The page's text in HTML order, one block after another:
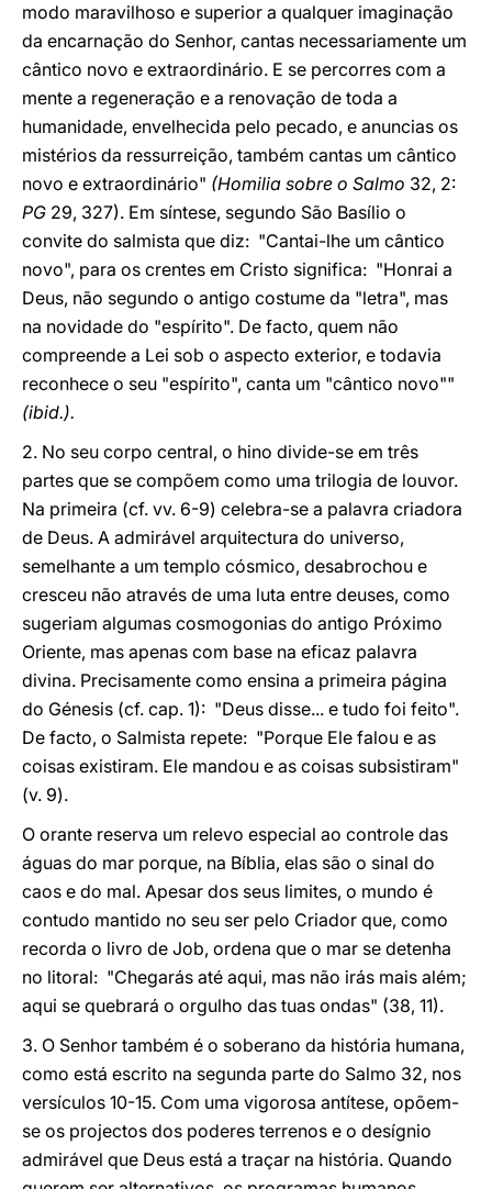
modo maravilhoso e superior a qualquer imaginação
da encarnação do Senhor, cantas necessariamente um
cântico novo e extraordinário. E se percorres com a
mente a regeneração e a renovação de toda a
humanidade, envelhecida pelo pecado, e anuncias os
mistérios da ressurreição, também cantas um cântico
novo e extraordinário" (Homilia sobre o Salmo 32, 2:
PG 29, 327). Em síntese, segundo São Basílio o
convite do salmista que diz: "Cantai-lhe um cântico
novo", para os crentes em Cristo significa: "Honrai a
Deus, não segundo o antigo costume da "letra", mas
na novidade do "espírito". De facto, quem não
compreende a Lei sob o aspecto exterior, e todavia
reconhece o seu "espírito", canta um "cântico novo""
(ibid.).
2. No seu corpo central, o hino divide-se em três
partes que se compõem como uma trilogia de louvor.
Na primeira (cf. vv. 6-9) celebra-se a palavra criadora
de Deus. A admirável arquitectura do universo,
semelhante a um templo cósmico, desabrochou e
cresceu não através de uma luta entre deuses, como
sugeriam algumas cosmogonias do antigo Próximo
Oriente, mas apenas com base na eficaz palavra
divina. Precisamente como ensina a primeira página
do Génesis (cf. cap. 1): "Deus disse... e tudo foi feito".
De facto, o Salmista repete: "Porque Ele falou e as
coisas existiram. Ele mandou e as coisas subsistiram"
(v. 9).
O orante reserva um relevo especial ao controle das
águas do mar porque, na Bíblia, elas são o sinal do
caos e do mal. Apesar dos seus limites, o mundo é
contudo mantido no seu ser pelo Criador que, como
recorda o livro de Job, ordena que o mar se detenha
no litoral: "Chegarás até aqui, mas não irás mais além;
aqui se quebrará o orgulho das tuas ondas" (38, 11).
3. O Senhor também é o soberano da história humana,
como está escrito na segunda parte do Salmo 32, nos
versículos 10-15. Com uma vigorosa antítese, opõem-
se os projectos dos poderes terrenos e o desígnio
admirável que Deus está a traçar na história. Quando